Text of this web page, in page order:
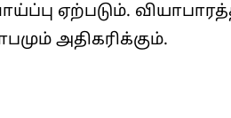
ஏற்படும்.
அதிகரிக்கும்.